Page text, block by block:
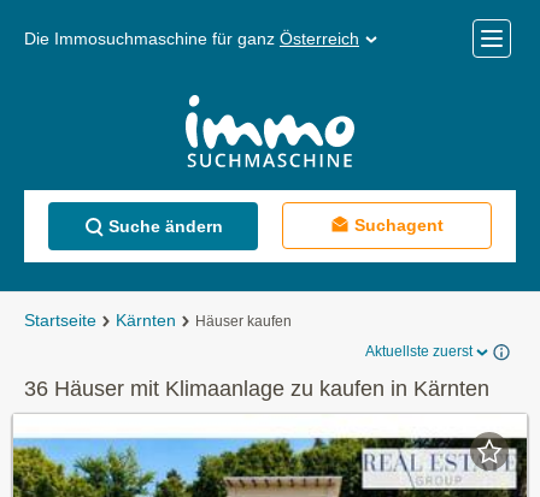
Die Immosuchmaschine für ganz Österreich
Menü
Suche ändern Suchagent
Startseite Kärnten
Häuser kaufen
Aktuellste zuerst
36 Häuser mit Klimaanlage zu kaufen in Kärnten